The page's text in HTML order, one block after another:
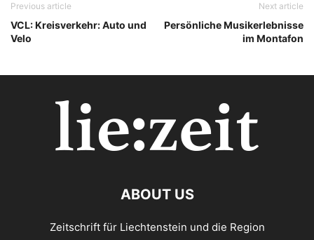
Previous article
VCL: Kreisverkehr: Auto und
Velo
Next article
Persönliche Musikerlebnisse
im Montafon
ABOUT US
Zeitschrift für Liechtenstein und die Region